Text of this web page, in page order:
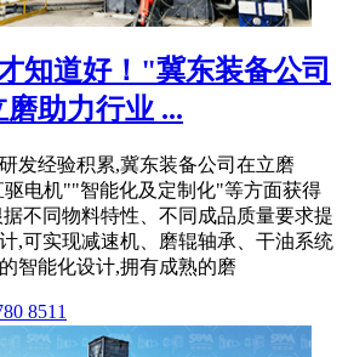
知道好！"冀东装备公司
助力行业 ...
发经验积累,冀东装备公司在立磨
电机""智能化及定制化"等方面获得
不同物料特性、不同成品质量要求提
,可实现减速机、磨辊轴承、干油系统
智能化设计,拥有成熟的磨
8511